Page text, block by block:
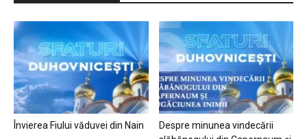
Învierea Fiului văduvei din Nain
Despre minunea vindecării